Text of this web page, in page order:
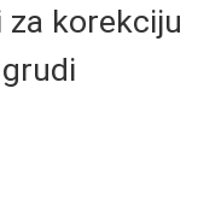
korekciju